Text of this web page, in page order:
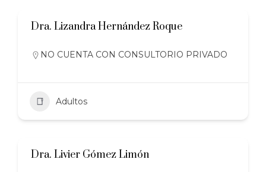
Dra. Lizandra Hernández Roque
NO CUENTA CON CONSULTORIO PRIVADO
Adultos
Dra. Livier Gómez Limón